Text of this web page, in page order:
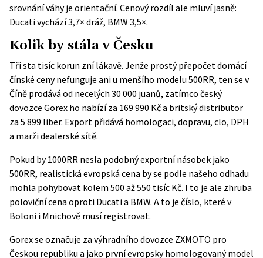
srovnání váhy je orientační. Cenový rozdíl ale mluví jasně:
Ducati vychází 3,7× dráž, BMW 3,5×.
Kolik by stála v Česku
Tři sta tisíc korun zní lákavě. Jenže prostý přepočet domácí
čínské ceny nefunguje ani u menšího modelu 500RR, ten se v
Číně prodává od necelých 30 000 jüanů, zatímco český
dovozce Gorex ho nabízí za 169 990 Kč a britský distributor
za 5 899 liber. Export přidává homologaci, dopravu, clo, DPH
a marži dealerské sítě.
Pokud by 1000RR nesla podobný exportní násobek jako
500RR, realistická evropská cena by se podle našeho odhadu
mohla pohybovat kolem 500 až 550 tisíc Kč. I to je ale zhruba
poloviční cena oproti Ducati a BMW. A to je číslo, které v
Boloni i Mnichově musí registrovat.
Gorex se označuje za výhradního dovozce ZXMOTO pro
Českou republiku a jako první evropsky homologovaný model